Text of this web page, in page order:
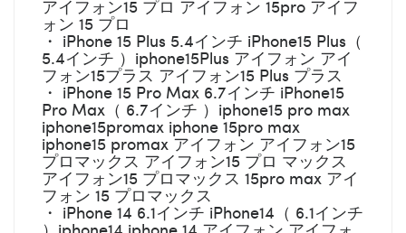
アイフォン15 プロ アイフォン 15pro アイフ
ォン 15 プロ
・ iPhone 15 Plus 5.4インチ iPhone15 Plus（
5.4インチ ）iphone15Plus アイフォン アイ
フォン15プラス アイフォン15 Plus プラス
・ iPhone 15 Pro Max 6.7インチ iPhone15
Pro Max（ 6.7インチ ）iphone15 pro max
iphone15promax iphone 15pro max
iphone15 promax アイフォン アイフォン15
プロマックス アイフォン15 プロ マックス
アイフォン15 プロマックス 15pro max アイ
フォン 15 プロマックス
・ iPhone 14 6.1インチ iPhone14（ 6.1インチ